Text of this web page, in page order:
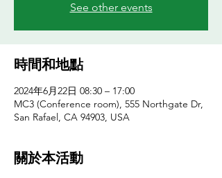
See other events
時間和地點
2024年6月22日 08:30 – 17:00
MC3 (Conference room), 555 Northgate Dr,
San Rafael, CA 94903, USA
關於本活動